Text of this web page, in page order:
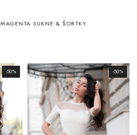
MAGENTA SUKNE & ŠORTKY
-50% -50%